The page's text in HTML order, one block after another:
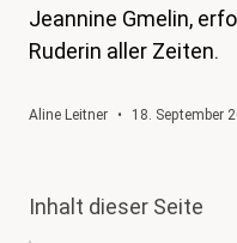
Meine Lehre. Meine
Mitglied werden
Jeannine Gmelin,
Ruderin aller Zeiten.
Aline Leitner • 18. September
Inhalt dieser Seite